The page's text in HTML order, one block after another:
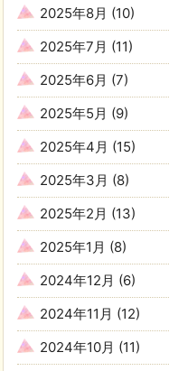
2025年8月 (10)
2025年7月 (11)
2025年6月 (7)
2025年5月 (9)
2025年4月 (15)
2025年3月 (8)
2025年2月 (13)
2025年1月 (8)
2024年12月 (6)
2024年11月 (12)
2024年10月 (11)